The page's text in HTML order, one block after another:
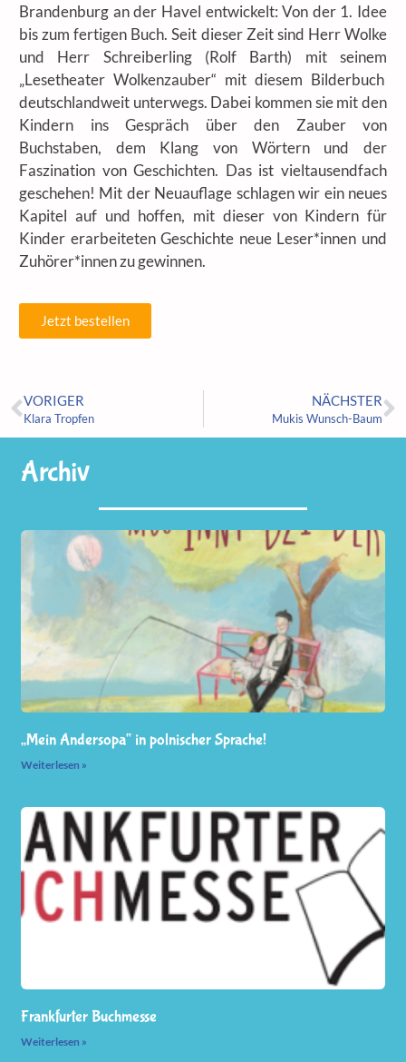
Brandenburg an der Havel entwickelt: Von der 1. Idee
bis zum fertigen Buch. Seit dieser Zeit sind Herr Wolke
und Herr Schreiberling (Rolf Barth) mit seinem
„Lesetheater Wolkenzauber“ mit diesem Bilderbuch
deutschlandweit unterwegs. Dabei kommen sie mit den
Kindern ins Gespräch über den Zauber von
Buchstaben, dem Klang von Wörtern und der
Faszination von Geschichten. Das ist vieltausendfach
geschehen! Mit der Neuauflage schlagen wir ein neues
Kapitel auf und hoffen, mit dieser von Kindern für
Kinder erarbeiteten Geschichte neue Leser*innen und
Zuhörer*innen zu gewinnen.
Jetzt bestellen
VORIGER
Klara Tropfen
NÄCHSTER
Mukis Wunsch-Baum
Archiv
„Mein Andersopa“ in polnischer Sprache!
Weiterlesen »
Frankfurter Buchmesse
Weiterlesen »